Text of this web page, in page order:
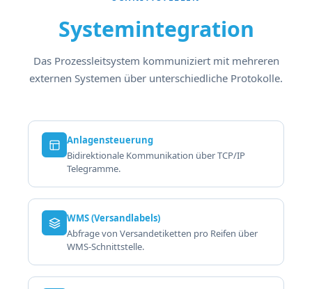
Systemintegration
Das Prozessleitsystem kommuniziert mit mehreren
externen Systemen über unterschiedliche Protokolle.
Anlagensteuerung
Bidirektionale Kommunikation über TCP/IP
Telegramme.
WMS (Versandlabels)
Abfrage von Versandetiketten pro Reifen über
WMS-Schnittstelle.